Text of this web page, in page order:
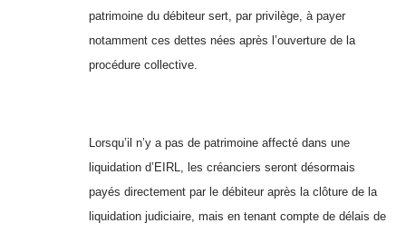
patrimoine du débiteur sert, par privilège, à payer
notamment ces dettes nées après l’ouverture de la
procédure collective.
Lorsqu’il n’y a pas de patrimoine affecté dans une
liquidation d’EIRL, les créanciers seront désormais
payés directement par le débiteur après la clôture de la
liquidation judiciaire, mais en tenant compte de délais de